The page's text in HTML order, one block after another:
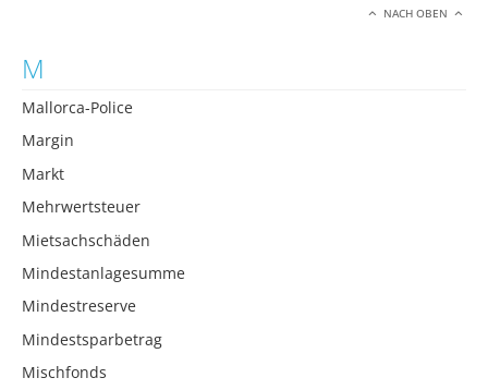
NACH OBEN
M
Mallorca-Police
Margin
Markt
Mehrwertsteuer
Mietsachschäden
Mindestanlagesumme
Mindestreserve
Mindestsparbetrag
Mischfonds